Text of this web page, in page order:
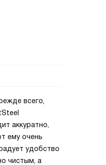
всего,
аккуратно,
ему очень
удобство
чистым, а